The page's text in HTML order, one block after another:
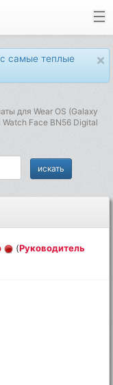
×
самые теплые
для Wear OS (Galaxy
Watch Face BN56 Digital
(Руководитель